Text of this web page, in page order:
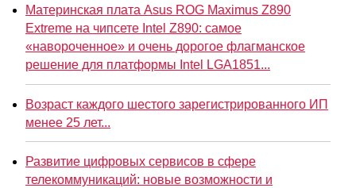
Материнская плата Asus ROG Maximus Z890
Extreme на чипсете Intel Z890: самое
«навороченное» и очень дорогое флагманское
решение для платформы Intel LGA1851...
Возраст каждого шестого зарегистрированного ИП
менее 25 лет...
Развитие цифровых сервисов в сфере
телекоммуникаций: новые возможности и